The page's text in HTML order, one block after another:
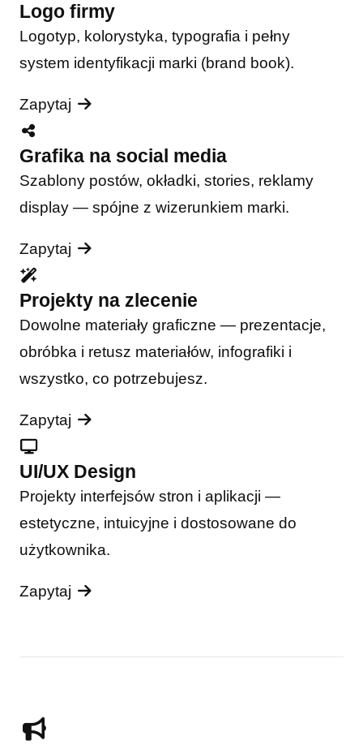
Logo firmy
Logotyp, kolorystyka, typografia i pełny
system identyfikacji marki (brand book).
Zapytaj
Grafika na social media
Szablony postów, okładki, stories, reklamy
display — spójne z wizerunkiem marki.
Zapytaj
Projekty na zlecenie
Dowolne materiały graficzne — prezentacje,
obróbka i retusz materiałów, infografiki i
wszystko, co potrzebujesz.
Zapytaj
UI/UX Design
Projekty interfejsów stron i aplikacji —
estetyczne, intuicyjne i dostosowane do
użytkownika.
Zapytaj